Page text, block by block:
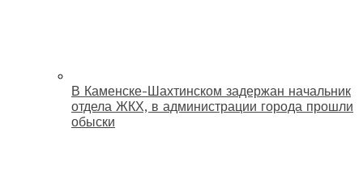
В Каменске-Шахтинском задержан начальник
отдела ЖКХ, в администрации города прошли
обыски